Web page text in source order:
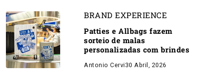
BRAND EXPERIENCE
Patties e Allbags fazem
sorteio de malas
personalizadas com brindes
Antonio Cervi30 Abril, 2026